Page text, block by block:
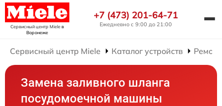
Сервисный центр Mieleв
Воронеже
+7 (473) 201-64-71
Ежедневно с 9:00 до 21:00
Сервисный центр Miele Каталог устройств
Замена заливного шланга
посудомоечной машины